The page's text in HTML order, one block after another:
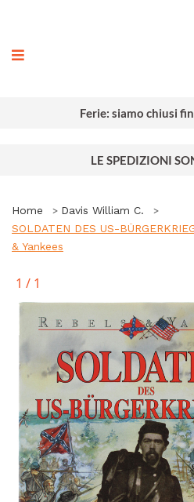
Ferie: siamo chiusi
LE SPEDIZIONI
Home
Davis William C.
SOLDATEN DES US-
& Yankees
1 / 1